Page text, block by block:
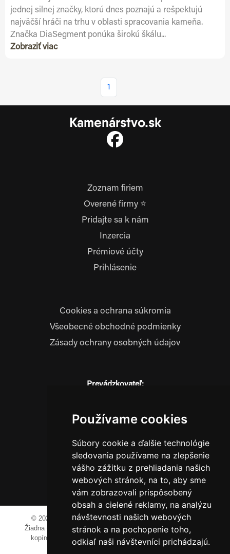
Používame cookies
Súbory cookie a ďalšie technológie
sledovania používame na zlepšenie
vášho zážitku z prehliadania našich
webových stránok, na to, aby sme
vám zobrazovali prispôsobený
obsah a cielené reklamy, na analýzu
návštevnosti našich webových
stránok a na pochopenie toho,
odkiaľ naši návštevníci prichádzajú.
jednej silnej značky, ktorú dnes poznajú a rešpektujú
najväčší hráči na trhu v oblasti spracovania kameňa.
Značka DiaSegment ponúka širokú škálu...
Zobraziť viac
1
Kamenárstvo.sk
Zoznam firiem
Overené firmy ⭐
Pridajte sa k nám
Inzercia
Prémiové účty
Prihlásenie
Cookies a ochrana súkromia
Všeobecné obchodné podmienky
Zásady ochrany osobných údajov
Prevádzkovateľ:
014 01 Bytča
DIČ: 2121076738
0911 955 646
© 2023-2024 JM Media, s.r.o. Všetky práva vyhradené.
Žiadna časť tohto portálu ak nie je uvedené inak, nesmie byť
kopírovaná, alebo prezentovaná bez výslovného súhlasu
prevádzkovateľa.